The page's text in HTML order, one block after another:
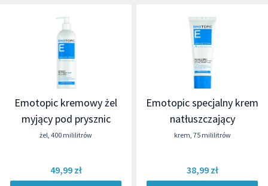
Emotopic kremowy żel
myjący pod prysznic
żel, 400 mililitrów
49,99 zł
Emotopic specjalny krem
natłuszczający
krem, 75 mililitrów
38,99 zł